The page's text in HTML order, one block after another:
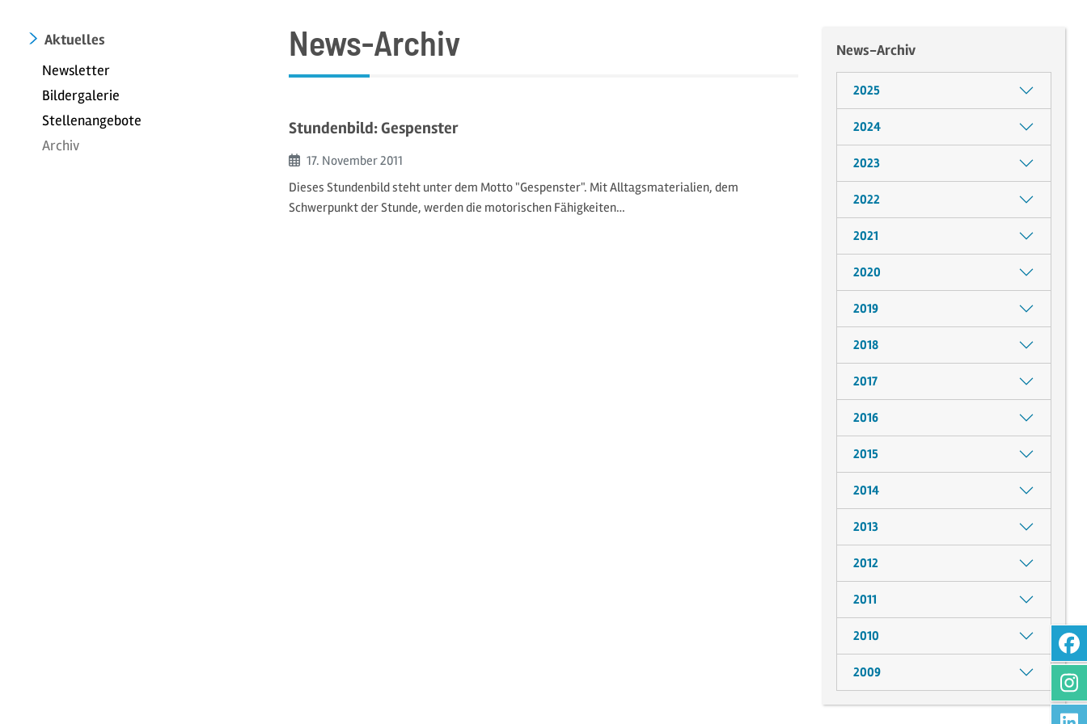
Aktuelles
Newsletter
Bildergalerie
Stellenangebote
Archiv
News-Archiv
Stundenbild: Gespenster
Beginn:
17. November2011
Dieses Stundenbild steht unter dem Motto "Gespenster". Mit Alltagsmaterialien, dem
Schwerpunkt der Stunde, werden die motorischen Fähigkeiten…
News-Archiv
2025
2024
2023
2022
2021
2020
2019
2018
2017
2016
2015
2014
2013
2012
2011
2010
2009